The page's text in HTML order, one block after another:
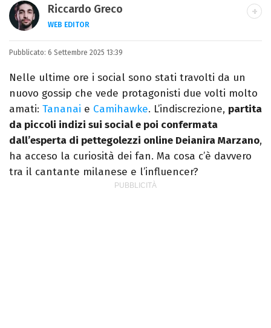
Riccardo Greco
WEB EDITOR
LINKEDIN
Si avvicina all'editoria studiando all'IED
come Fashion Editor. Si specializza poi in
Comunicazione digitale, Giornalismo e
Nuovi media presso La Sapienza,
collaborando con alcune testate ed uffici
stampa.
Pubblicato: 6 Settembre 2025 13:39
Nelle ultime ore i social sono stati travolti da un
nuovo gossip che vede protagonisti due volti molto
amati: Tananai e Camihawke. L’indiscrezione, partita
da piccoli indizi sui social e poi confermata
dall’esperta di pettegolezzi online Deianira Marzano,
ha acceso la curiosità dei fan. Ma cosa c’è davvero
tra il cantante milanese e l’influencer?